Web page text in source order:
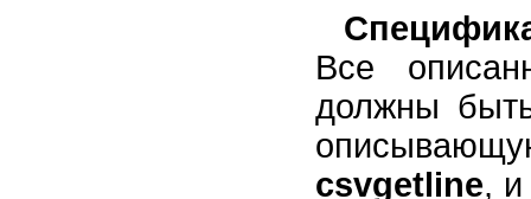
Все
должны
csvgetline,